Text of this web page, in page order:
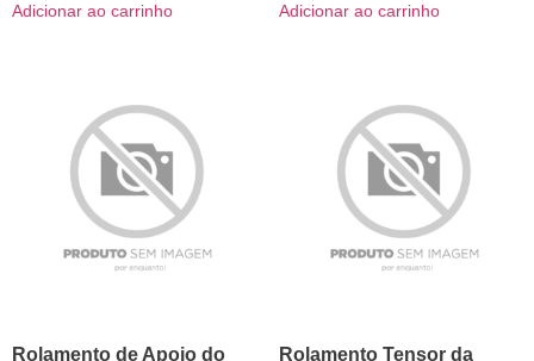
Adicionar ao carrinho Adicionar ao carrinho
Rolamento de Apoio do Rolamento Tensor da